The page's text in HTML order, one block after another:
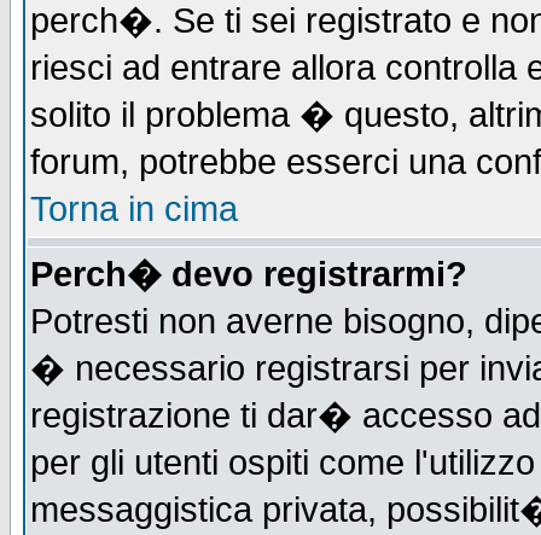
perch�. Se ti sei registrato e
riesci ad entrare allora controlla
solito il problema � questo,
forum, potrebbe esserci una
Torna in cima
Perch� devo registrarmi?
Potresti non averne bisogno,
� necessario registrarsi per
registrazione ti dar� accesso
per gli utenti ospiti come
messaggistica privata,